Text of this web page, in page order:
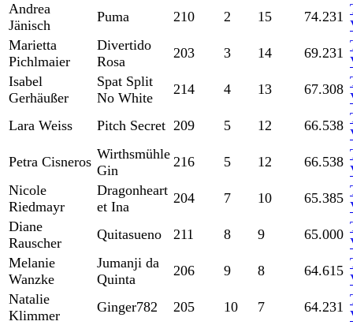
Andrea
Jänisch
Puma 210 2 15 74.231
Marietta
Pichlmaier
Divertido
Rosa
203 3 14 69.231
Isabel
Gerhäußer
Spat Split
No White
214 4 13 67.308
Lara Weiss
Pitch Secret 209 5 12 66.538
Petra Cisneros Wirthsmühle
Gin
216 5 12 66.538
Nicole
Riedmayr
Dragonheart
et Ina
204 7 10 65.385
Diane
Rauscher
Quitasueno 211 8 9 65.000
Melanie
Wanzke
Jumanji da
Quinta
206 9 8 64.615
Natalie
Klimmer
Ginger782 205 10 7 64.231